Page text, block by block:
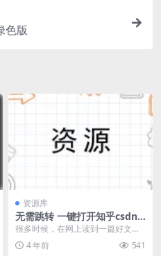
色版
资源库
无需跳转 一键打开知乎csdn
等网站外链
很多时候，在网上读到一篇好文
章，我们被作者思想的深度，逻辑
论证的缜密，内容的旁征...
4 年前 541